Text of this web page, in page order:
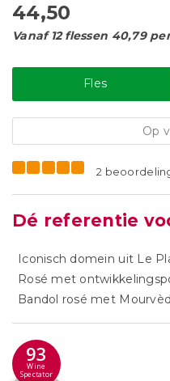
44,50
Vanaf 12 flessen 40,79
Fles
Op
2
Dé referentie
Iconisch domein uit Le
Rosé met
Bandol rosé met
93
Wine
Spectator